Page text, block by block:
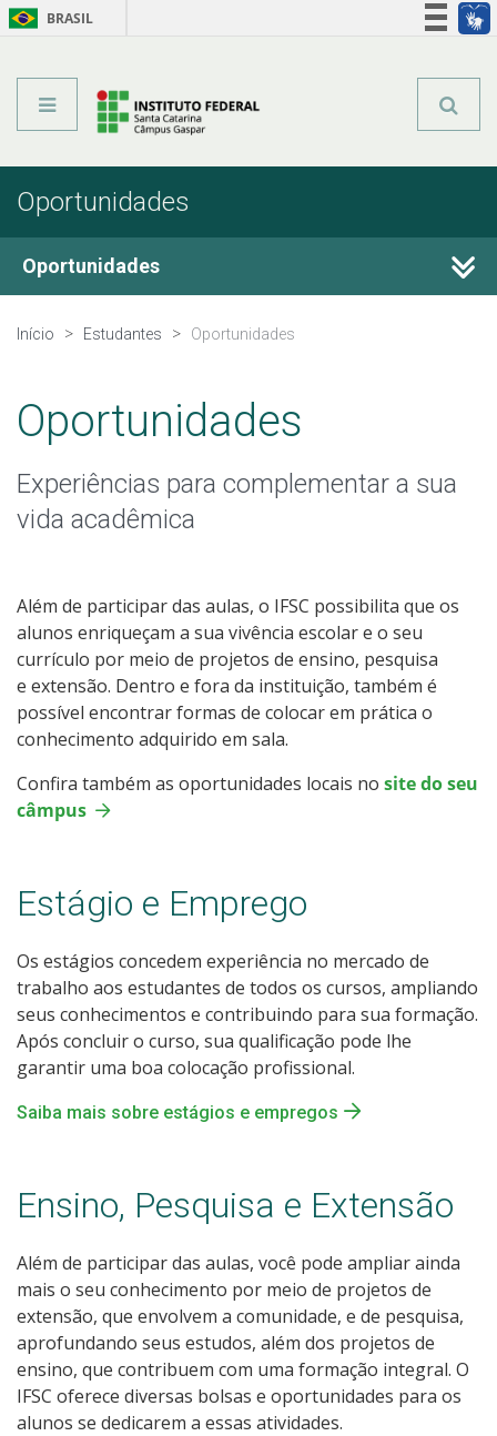
BRASIL
Oportunidades
Oportunidades
Estágio e Emprego
Programa Institucional de Bolsa de Iniciação a Docência
Editais Externos
Início Estudantes Oportunidades
Oportunidades
Experiências para complementar a sua
vida acadêmica
Além de participar das aulas, o IFSC possibilita que os
alunos enriqueçam a sua vivência escolar e o seu
currículo por meio de projetos de ensino, pesquisa
e extensão. Dentro e fora da instituição, também é
possível encontrar formas de colocar em prática o
conhecimento adquirido em sala.
Confira também as oportunidades locais no site do seu
câmpus
Estágio e Emprego
Os estágios concedem experiência no mercado de
trabalho aos estudantes de todos os cursos, ampliando
seus conhecimentos e contribuindo para sua formação.
Após concluir o curso, sua qualificação pode lhe
garantir uma boa colocação profissional.
Saiba mais sobre estágios e empregos
Ensino, Pesquisa e Extensão
Além de participar das aulas, você pode ampliar ainda
mais o seu conhecimento por meio de projetos de
extensão, que envolvem a comunidade, e de pesquisa,
aprofundando seus estudos, além dos projetos de
ensino, que contribuem com uma formação integral. O
IFSC oferece diversas bolsas e oportunidades para os
alunos se dedicarem a essas atividades.